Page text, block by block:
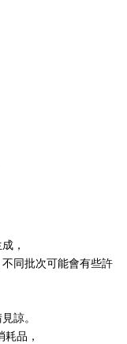
，
同批次可能會有些許
諒。
品，